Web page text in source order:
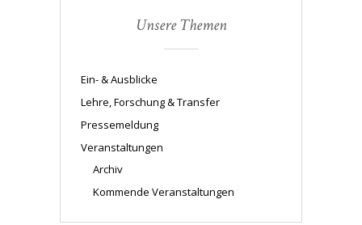
Unsere Themen
Ein- & Ausblicke
Lehre, Forschung & Transfer
Pressemeldung
Veranstaltungen
Archiv
Kommende Veranstaltungen